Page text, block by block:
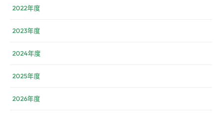
2022年度
2023年度
2024年度
2025年度
2026年度